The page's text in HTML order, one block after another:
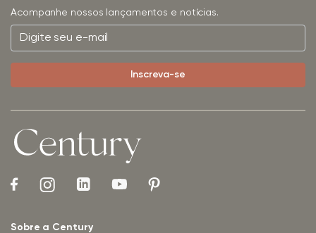
Acompanhe nossos lançamentos e notícias.
Sobre a Century